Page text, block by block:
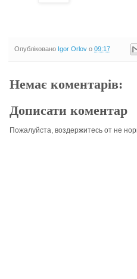
Опубліковано Igor Orlov о 09:17
Немає коментарів:
Дописати коментар
Пожалуйста, воздержитесь от не